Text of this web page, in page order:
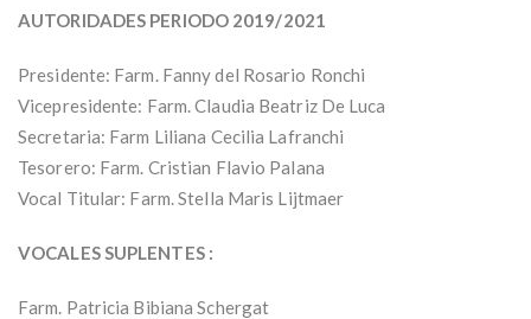
AUTORIDADES PERIODO 2019/2021
Presidente: Farm. Fanny del Rosario Ronchi
Vicepresidente: Farm. Claudia Beatriz De Luca
Secretaria: Farm Liliana Cecilia Lafranchi
Tesorero: Farm. Cristian Flavio Palana
Vocal Titular: Farm. Stella Maris Lijtmaer
VOCALES SUPLENTES :
Farm. Patricia Bibiana Schergat